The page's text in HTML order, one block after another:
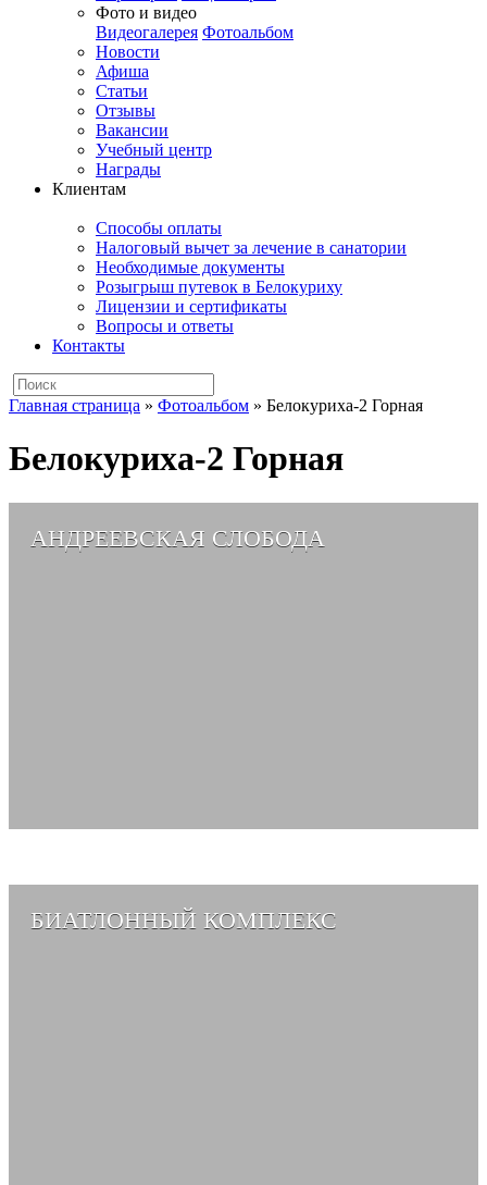
Фото и видео
Видеогалерея Фотоальбом
Новости
Афиша
Статьи
Отзывы
Вакансии
Учебный центр
Награды
Клиентам
Способы оплаты
Налоговый вычет за лечение в санатории
Необходимые документы
Розыгрыш путевок в Белокуриху
Лицензии и сертификаты
Вопросы и ответы
Контакты
Главная страница » Фотоальбом » Белокуриха-2 Горная
Белокуриха-2 Горная
АНДРЕЕВСКАЯ СЛОБОДА
БИАТЛОННЫЙ КОМПЛЕКС